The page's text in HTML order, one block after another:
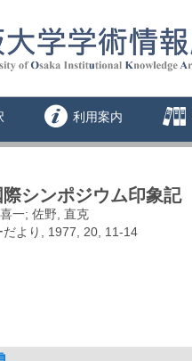
利用案内
シンポジウム印象記
一; 佐野, 直克
だより, 1977, 20, 11-14